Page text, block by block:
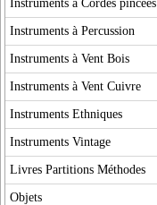
Instruments à Cordes pincées
Instruments à Percussion
Instruments à Vent Bois
Instruments à Vent Cuivre
Instruments Ethniques
Instruments Vintage
Livres Partitions Méthodes
Objets